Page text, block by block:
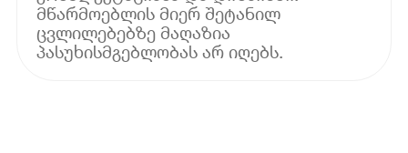
მწარმოებლის მიერ შეტანილ
ცვლილებებზე მაღაზია
პასუხისმგებლობას არ იღებს.